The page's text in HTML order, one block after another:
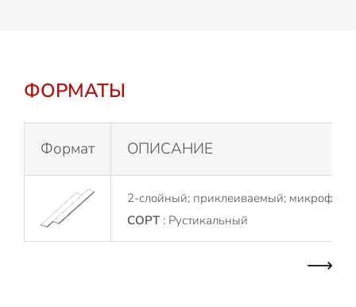
ФОРМАТЫ
Формат ОПИСАНИЕ
2-слойный; приклеиваемый;
СОРТ : Рустикальный